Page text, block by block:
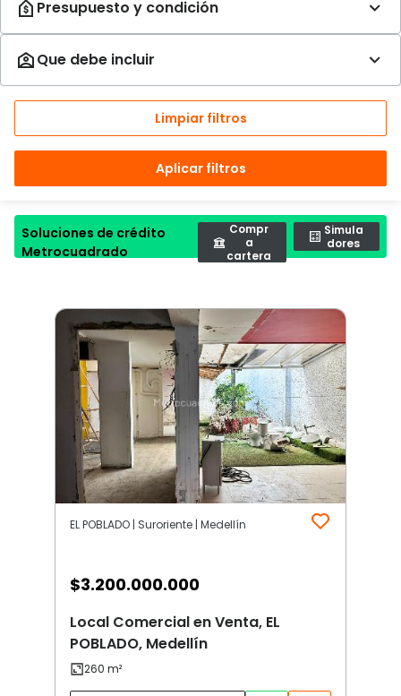
Limpiar filtros
Aplicar filtros
Soluciones de crédito
Metrocuadrado
Compr
a
cartera
Simula
dores
EL POBLADO | Suroriente | Medellín
$3.200.000.000
Local Comercial en Venta, EL
POBLADO, Medellín